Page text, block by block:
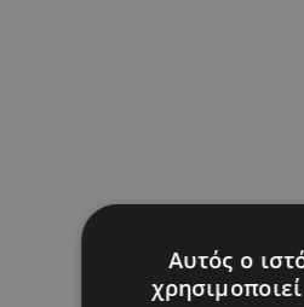
Αυτός ο